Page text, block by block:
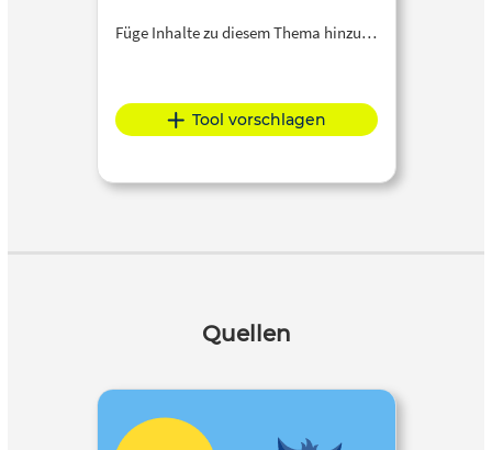
Füge Inhalte zu diesem Thema hinzu…
Tool vorschlagen
Quellen